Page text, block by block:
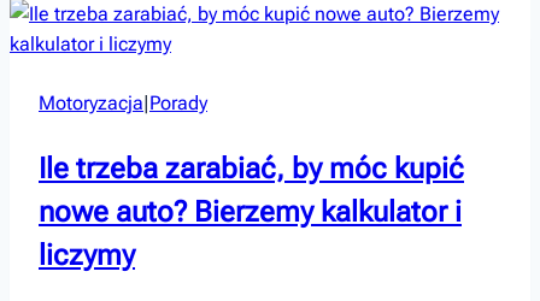
Sprawdź
na
buty
postawić!
Motoryzacja Porady
Ile trzeba zarabiać, by móc kupić
nowe auto? Bierzemy kalkulator i
liczymy